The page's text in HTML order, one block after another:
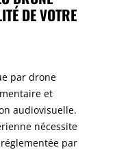
DE VOTRE
par drone
et
audiovisuelle.
nécessite
par